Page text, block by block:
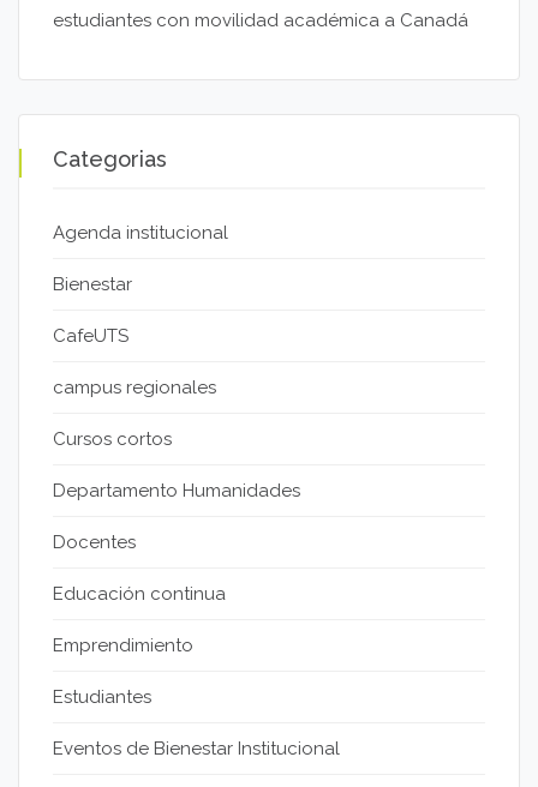
estudiantes con movilidad académica a Canadá
Categorias
Agenda institucional
Bienestar
CafeUTS
campus regionales
Cursos cortos
Departamento Humanidades
Docentes
Educación continua
Emprendimiento
Estudiantes
Eventos de Bienestar Institucional